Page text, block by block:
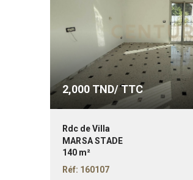
2,000 TND/ TTC
Rdc de Villa
MARSA STADE
140 m²
Réf: 160107